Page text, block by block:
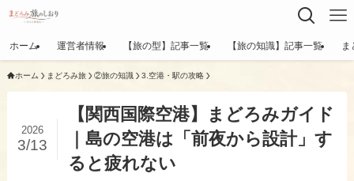
ホーム 運営者情報 【旅の型】記事一覧 【旅の知識】記事一覧 ま
ホーム まどろみ旅 ②旅の知識 ​3.空港・駅の攻略
【関西国際空港】まどろみガイド
｜島の空港は「前夜から設計」す
ると疲れない
2026
3/13